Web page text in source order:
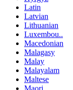
Latin
Latvian
Lithuanian
Luxembou..
Macedonian
Malagasy
Malay
Malayalam
Maltese